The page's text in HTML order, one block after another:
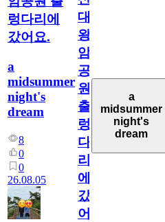
렁다리에
갔어요.
a
midsummer
night's
dream
8
0
0
26.08.05
대
왕
암
공
원
출
렁
다
리
에
갔
어
a
midsummer
night's
dream